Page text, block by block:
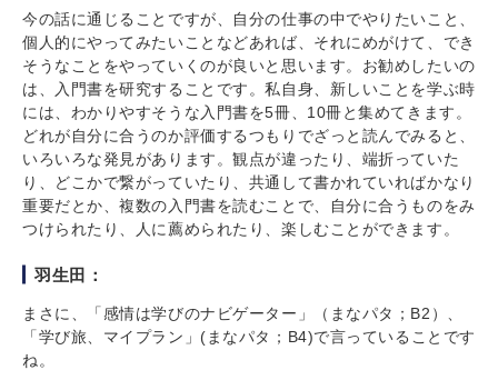
今の話に通じることですが、自分の仕事の中でやりたいこと、
個人的にやってみたいことなどあれば、それにめがけて、でき
そうなことをやっていくのが良いと思います。お勧めしたいの
は、入門書を研究することです。私自身、新しいことを学ぶ時
には、わかりやすそうな入門書を5冊、10冊と集めてきます。
どれが自分に合うのか評価するつもりでざっと読んでみると、
いろいろな発見があります。観点が違ったり、端折っていた
り、どこかで繋がっていたり、共通して書かれていればかなり
重要だとか、複数の入門書を読むことで、自分に合うものをみ
つけられたり、人に薦められたり、楽しむことができます。
羽生田：
まさに、「感情は学びのナビゲーター」（まなパタ；B2）、
「学び旅、マイプラン」(まなパタ；B4)で言っていることです
ね。